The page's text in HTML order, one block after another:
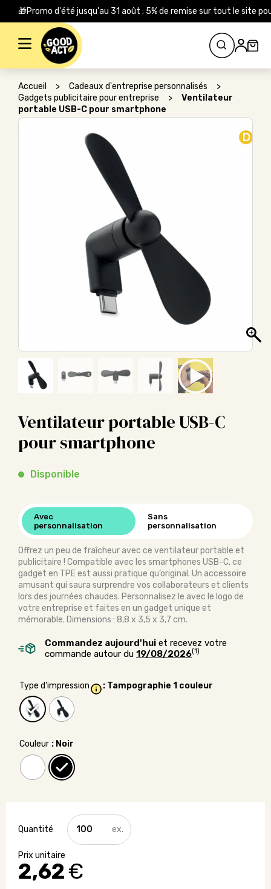
🎁Promo d'été jusqu'au 31 août : 5% de remise sur tout le site
Rechercher :
Accueil > Cadeaux d'entreprise personnalisés
>
Gadgets publicitaire pour entreprise
>
Ventilateur
portable USB-C pour smartphone
D
Ventilateur portable USB-C
pour smartphone
Disponible
Avec
personnalisation
Sans
personnalisation
Offrez un peu de fraîcheur avec ce ventilateur portable et
publicitaire ! Compatible avec les smartphones USB-C, ce
gadget en TPE est aussi pratique qu’original. Un accessoire
amusant qui saura surprendre vos collaborateurs et clients
lors des journées chaudes. Personnalisez le avec le logo de
votre entreprise et faites en un gadget unique et
mémorable. Dimensions : 8,8 x 3,5 x 3,7 cm.
Commandez aujourd'hui et recevez votre
commande autour du 19/08/2026(1)
Type d'impression : Tampographie 1 couleur
Couleur : Noir
2,62€
quantité
de
Ventilateur
USB-
C